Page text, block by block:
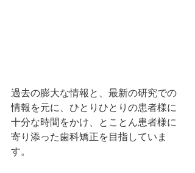
過去の膨大な情報と、最新の研究での
情報を元に、ひとりひとりの患者様に
十分な時間をかけ、とことん患者様に
寄り添った歯科矯正を目指していま
す。